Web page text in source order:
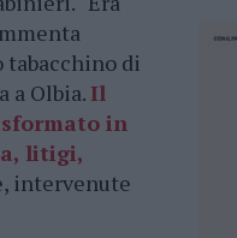
tabacchino di
a Olbia. Il
in
litigi,
intervenute